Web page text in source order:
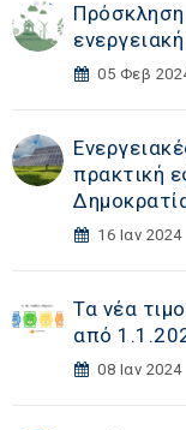
05 Φεβ
πρακτική
16 Ιαν 2024
Τα νέα
από
08 Ιαν 2024